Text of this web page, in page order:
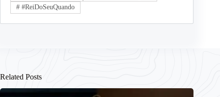
##ReiDoSeuQuando
Related Posts